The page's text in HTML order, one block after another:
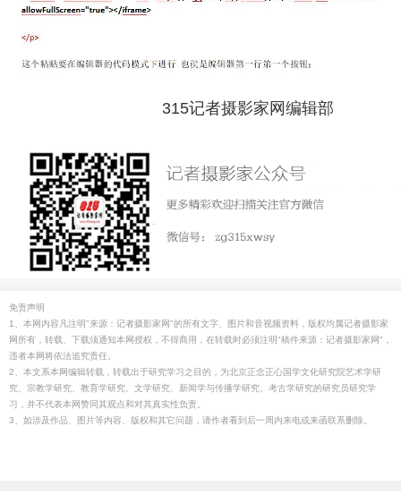
315记者摄影家网编辑部
免责声明
1、本网内容凡注明"来源：记者摄影家网"的所有文字、图片和音视频资料，版权均属记者摄影家
网所有，转载、下载须通知本网授权，不得商用，在转载时必须注明"稿件来源：记者摄影家网"，
违者本网将依法追究责任。
2、本文系本网编辑转载，转载出于研究学习之目的，为北京正念正心国学文化研究院艺术学研
究、宗教学研究、教育学研究、文学研究、新闻学与传播学研究、考古学研究的研究员研究学
习，并不代表本网赞同其观点和对其真实性负责。
3、如涉及作品、图片等内容、版权和其它问题，请作者看到后一周内来电或来函联系删除。